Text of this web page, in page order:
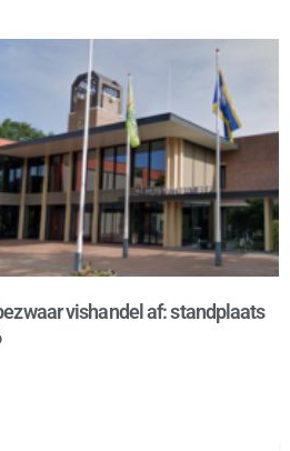
vishandel af: standplaats